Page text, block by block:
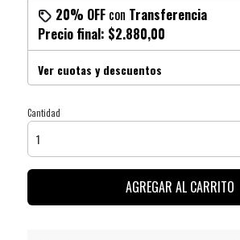
20% OFFcon Transferencia
Precio final: $2.880,00
Ver cuotas y descuentos
Cantidad
AGREGAR AL CARRITO